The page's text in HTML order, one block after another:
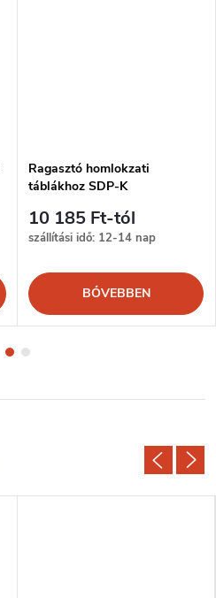
Ragasztó homlokzati
táblákhoz SDP-K
10 185 Ft-tól
szállítási idő: 12-14 nap
BŐVEBBEN